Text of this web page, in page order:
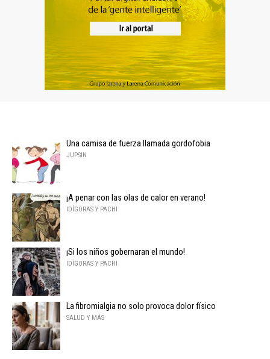
Una camisa de fuerza llamada gordofobia
JUPSIN
¡A penar con las olas de calor en verano!
IDÍGORAS Y PACHI
¡Si los niños gobernaran el mundo!
IDÍGORAS Y PACHI
La fibromialgia no solo provoca dolor físico
SALUD Y MÁS